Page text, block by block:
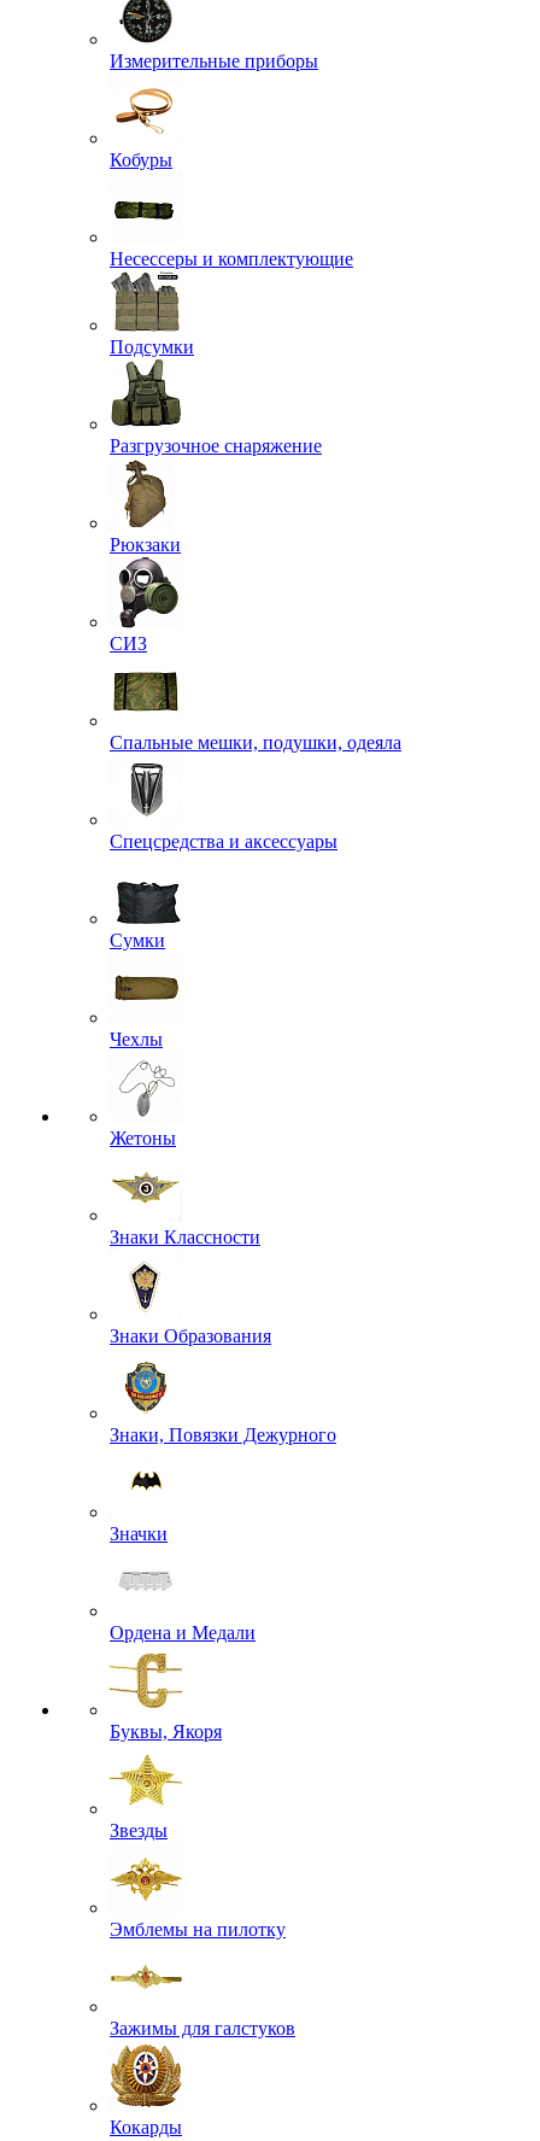
Измерительные приборы
Кобуры
Несессеры и комплектующие
Подсумки
Разгрузочное снаряжение
Рюкзаки
СИЗ
Спальные мешки, подушки, одеяла
Спецсредства и аксессуары
Сумки
Чехлы
Жетоны
Знаки Классности
Знаки Образования
Знаки, Повязки Дежурного
Значки
Ордена и Медали
Буквы, Якоря
Звезды
Эмблемы на пилотку
Зажимы для галстуков
Кокарды